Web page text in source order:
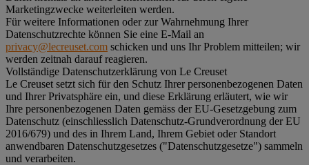
Marketingzwecke weiterleiten werden.
Für weitere Informationen oder zur Wahrnehmung Ihrer
Datenschutzrechte können Sie eine E-Mail an
privacy@lecreuset.com schicken und uns Ihr Problem mitteilen; wir
werden zeitnah darauf reagieren.
Vollständige Datenschutzerklärung von Le Creuset
Le Creuset setzt sich für den Schutz Ihrer personenbezogenen Daten
und Ihrer Privatsphäre ein, und diese Erklärung erläutert, wie wir
Ihre personenbezogenen Daten gemäss der EU-Gesetzgebung zum
Datenschutz (einschliesslich Datenschutz-Grundverordnung der EU
2016/679) und des in Ihrem Land, Ihrem Gebiet oder Standort
anwendbaren Datenschutzgesetzes ("Datenschutzgesetze") sammeln
und verarbeiten.